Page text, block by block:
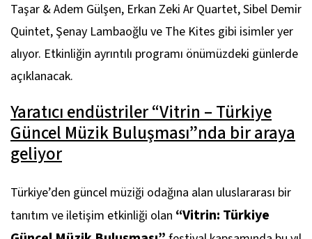
Taşar & Adem Gülşen, Erkan Zeki Ar Quartet, Sibel Demir
Quintet, Şenay Lambaoğlu ve The Kites gibi isimler yer
alıyor. Etkinliğin ayrıntılı programı önümüzdeki günlerde
açıklanacak.
Yaratıcı endüstriler “Vitrin – Türkiye
Güncel Müzik Buluşması”nda bir araya
geliyor
Türkiye’den güncel müziği odağına alan uluslararası bir
tanıtım ve iletişim etkinliği olan “Vitrin: Türkiye